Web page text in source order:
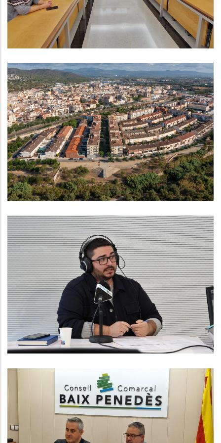
Altres
El Consell Comarcal Del Baix
Penedès Valora Molt Positivament
La Inversió De Més De 7 Milions
D'euros Del Nou PUOSC
Altres
ENTREVISTA A CHRISTIAN
MARTÍNEZ. CONSELLER DE SERVEIS
SOCIALS AL CONSELL COMARCAL
Altres
El Consell Comarcal Del Baix
Penedès Anuncia Un Acord
Imminent Amb Els Treballadors